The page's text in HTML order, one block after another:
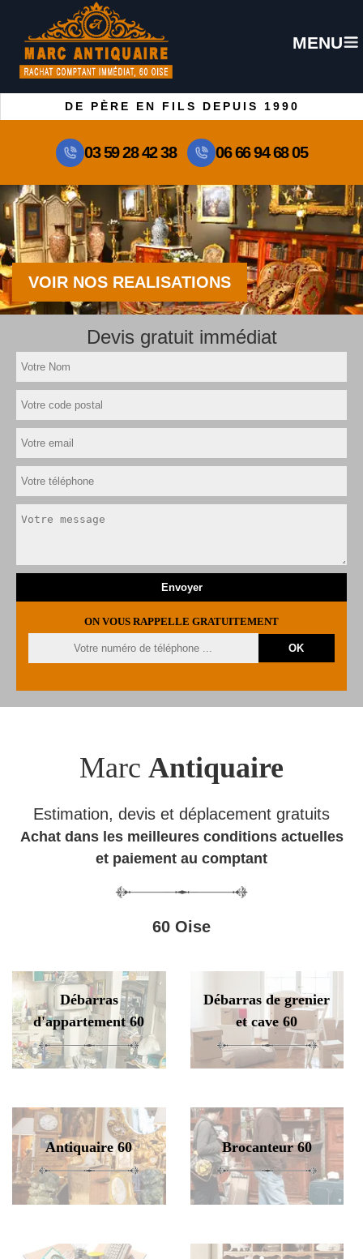
MENU
DE PÈRE EN FILS DEPUIS 1990
03 59 28 42 38 06 66 94 68 05
VOIR NOS REALISATIONS
Devis gratuit immédiat
ON VOUS RAPPELLE GRATUITEMENT
Marc Antiquaire
Estimation, devis et déplacement gratuits
Achat dans les meilleures conditions actuelles
et paiement au comptant
60 Oise
Débarras
d'appartement 60
Débarras de grenier
et cave 60
Antiquaire 60 Brocanteur 60